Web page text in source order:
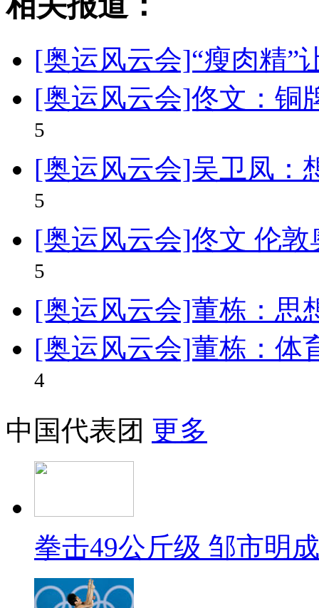
[奥运风云会]“瘦肉精”
[奥运风云会]佟文：铜
5
[奥运风云会]吴卫凤：
5
[奥运风云会]佟文 伦
5
[奥运风云会]董栋：思
[奥运风云会]董栋：体
4
中国代表团 更多
拳击49公斤级 邹市明